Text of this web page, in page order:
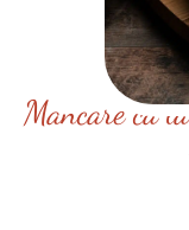
Mancare ca
De ce sa